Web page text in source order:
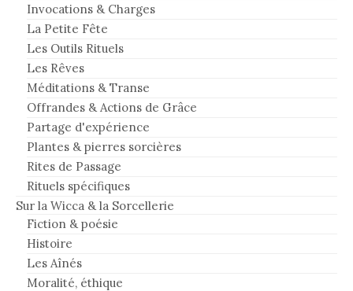
Invocations & Charges
La Petite Fête
Les Outils Rituels
Les Rêves
Méditations & Transe
Offrandes & Actions de Grâce
Partage d'expérience
Plantes & pierres sorcières
Rites de Passage
Rituels spécifiques
Sur la Wicca & la Sorcellerie
Fiction & poésie
Histoire
Les Aînés
Moralité, éthique